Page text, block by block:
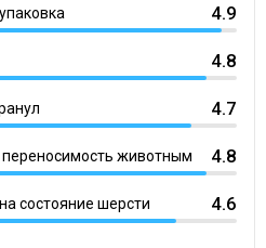
4.9
4.8
4.7
животным 4.8
состояние шерсти 4.6